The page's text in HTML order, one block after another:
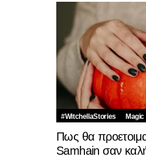
#WitchellaStories
Πως θα
Samhain σαν